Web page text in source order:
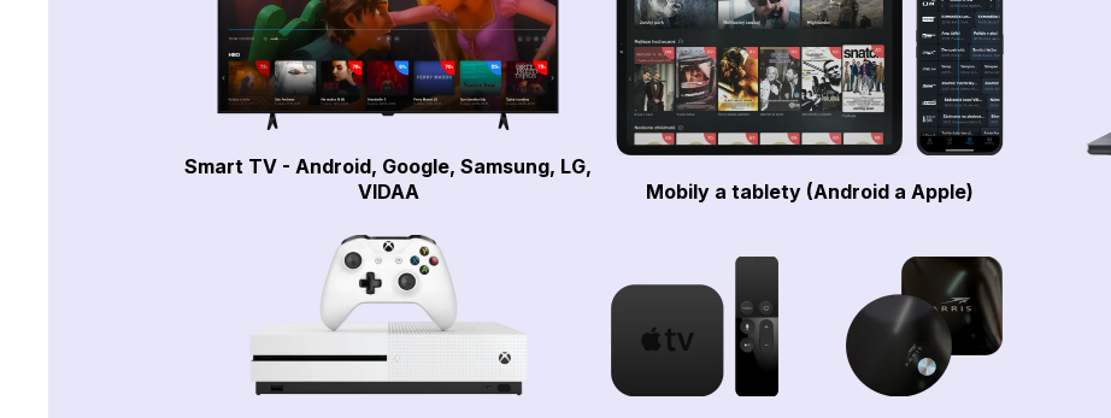
Smart TV - Android, Google, Samsung, LG,
VIDAA
Mobily a tablety (Android a Apple)